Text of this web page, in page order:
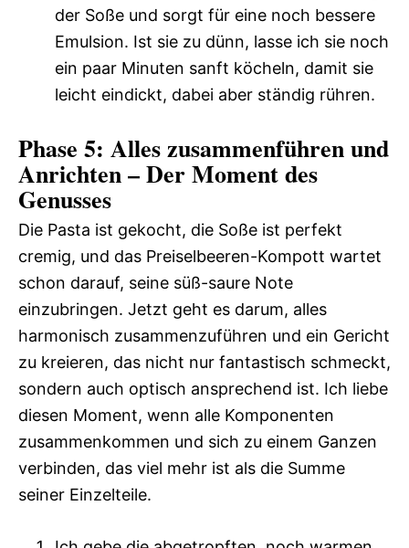
der Soße und sorgt für eine noch bessere
Emulsion. Ist sie zu dünn, lasse ich sie noch
ein paar Minuten sanft köcheln, damit sie
leicht eindickt, dabei aber ständig rühren.
Phase 5: Alles zusammenführen und
Anrichten – Der Moment des
Genusses
Die Pasta ist gekocht, die Soße ist perfekt
cremig, und das Preiselbeeren-Kompott wartet
schon darauf, seine süß-saure Note
einzubringen. Jetzt geht es darum, alles
harmonisch zusammenzuführen und ein Gericht
zu kreieren, das nicht nur fantastisch schmeckt,
sondern auch optisch ansprechend ist. Ich liebe
diesen Moment, wenn alle Komponenten
zusammenkommen und sich zu einem Ganzen
verbinden, das viel mehr ist als die Summe
seiner Einzelteile.